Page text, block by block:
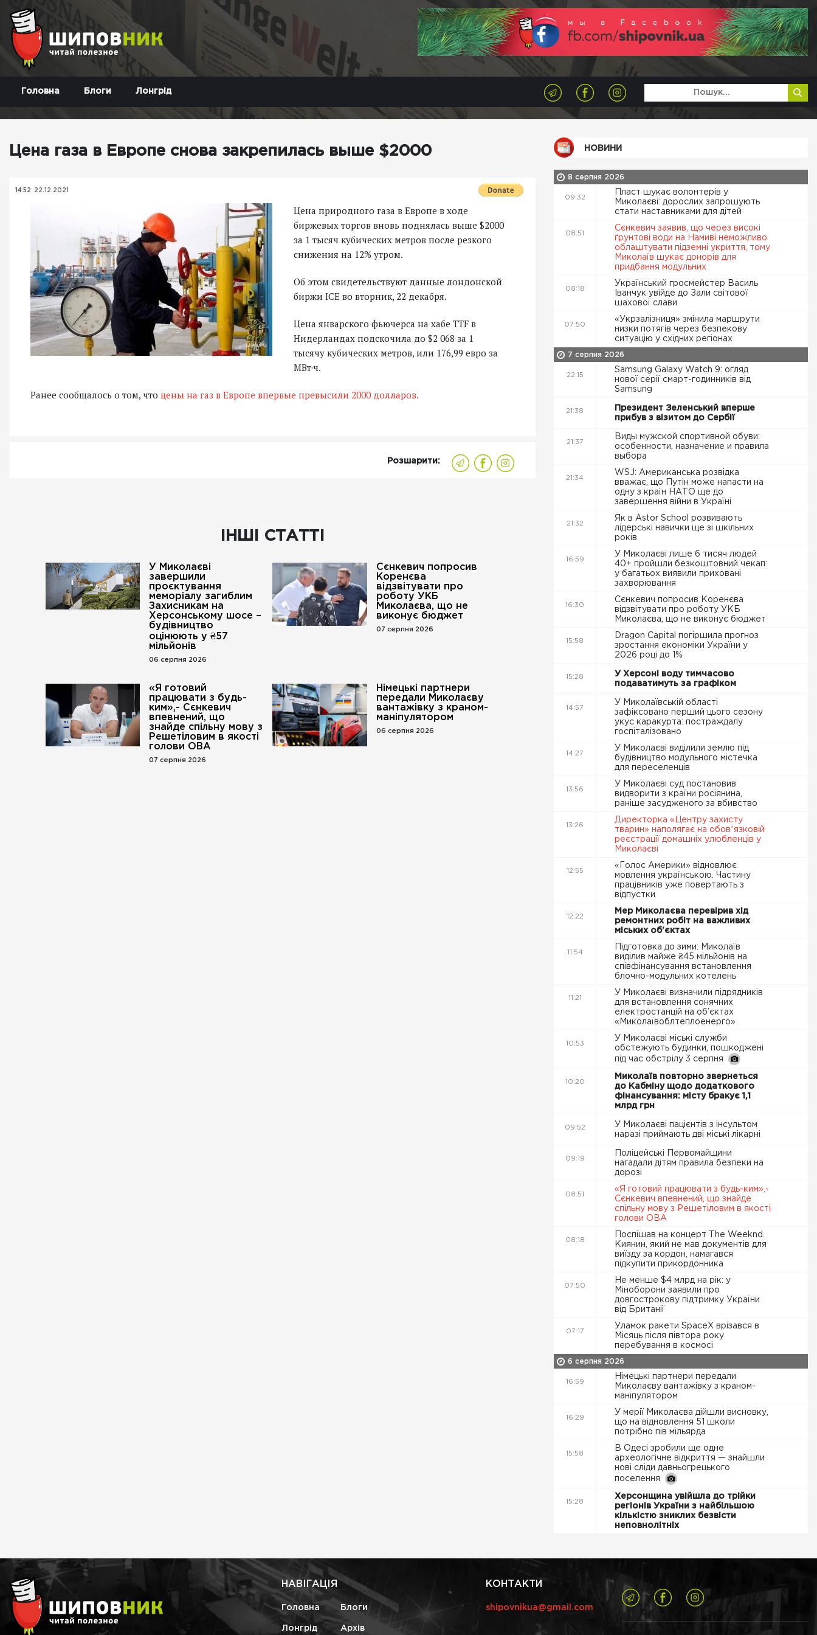
Головна Блоги Лонгрід
Цена газа в Европе снова закрепилась выше $2000
14:52 22.12.2021
Цена природного газа в Европе в ходе
биржевых торгов вновь поднялась выше $2000
за 1 тысяч кубических метров после резкого
снижения на 12% утром.
Об этом свидетельствуют данные лондонской
биржи ICE во вторник, 22 декабря.
Цена январского фьючерса на хабе TTF в
Нидерландах подскочила до $2 068 за 1
тысячу кубических метров, или 176,99 евро за
МВт·ч.
Ранее сообщалось о том, что цены на газ в Европе впервые превысили 2000 долларов.
Розшарити:
ІНШІ СТАТТІ
У Миколаєві
завершили
проєктування
меморіалу загиблим
Захисникам на
Херсонському шосе –
будівництво
оцінюють у ₴57
мільйонів
06 серпня 2026
Сєнкевич попросив
Коренєва
відзвітувати про
роботу УКБ
Миколаєва, що не
виконує бюджет
07 серпня 2026
«Я готовий
працювати з будь-
ким»,- Сєнкевич
впевнений, що
знайде спільну мову з
Решетіловим в якості
голови ОВА
07 серпня 2026
Німецькі партнери
передали Миколаєву
вантажівку з краном-
маніпулятором
06 серпня 2026
НОВИНИ
8 серпня 2026
09:32
Пласт шукає волонтерів у
Миколаєві: дорослих запрошують
стати наставниками для дітей
08:51
Сєнкевич заявив, що через високі
ґрунтові води на Намиві неможливо
облаштувати підземні укриття, тому
Миколаїв шукає донорів для
придбання модульних
08:18
Український гросмейстер Василь
Іванчук увійде до Зали світової
шахової слави
07:50
«Укрзалізниця» змінила маршрути
низки потягів через безпекову
ситуацію у східних регіонах
7 серпня 2026
22:15
Samsung Galaxy Watch 9: огляд
нової серії смарт-годинників від
Samsung
21:38
Президент Зеленський вперше
прибув з візитом до Сербії
21:37
Виды мужской спортивной обуви:
особенности, назначение и правила
выбора
21:34
WSJ: Американська розвідка
вважає, що Путін може напасти на
одну з країн НАТО ще до
завершення війни в Україні
21:32
Як в Astor School розвивають
лідерські навички ще зі шкільних
років
16:59
У Миколаєві лише 6 тисяч людей
40+ пройшли безкоштовний чекап:
у багатьох виявили приховані
захворювання
16:30
Сєнкевич попросив Коренєва
відзвітувати про роботу УКБ
Миколаєва, що не виконує бюджет
15:58
Dragon Capital погіршила прогноз
зростання економіки України у
2026 році до 1%
15:28
У Херсоні воду тимчасово
подаватимуть за графіком
14:57
У Миколаївській області
зафіксовано перший цього сезону
укус каракурта: постраждалу
госпіталізовано
14:27
У Миколаєві виділили землю під
будівництво модульного містечка
для переселенців
13:56
У Миколаєві суд постановив
видворити з країни росіянина,
раніше засудженого за вбивство
13:26
Директорка «Центру захисту
тварин» наполягає на обовʼязковій
реєстрації домашніх улюбленців у
Миколаєві
12:55
«Голос Америки» відновлює
мовлення українською. Частину
працівників уже повертають з
відпустки
12:22
Мер Миколаєва перевірив хід
ремонтних робіт на важливих
міських об'єктах
11:54
Підготовка до зими: Миколаїв
виділив майже ₴45 мільйонів на
співфінансування встановлення
блочно-модульних котелень
11:21
У Миколаєві визначили підрядників
для встановлення сонячних
електростанцій на об’єктах
«Миколаївоблтеплоенерго»
10:53
У Миколаєві міські служби
обстежують будинки, пошкоджені
під час обстрілу 3 серпня
10:20
Миколаїв повторно звернеться
до Кабміну щодо додаткового
фінансування: місту бракує 1,1
млрд грн
09:52
У Миколаєві пацієнтів з інсультом
наразі приймають дві міські лікарні
09:19
Поліцейські Первомайщини
нагадали дітям правила безпеки на
дорозі
08:51
«Я готовий працювати з будь-ким»,-
Сєнкевич впевнений, що знайде
спільну мову з Решетіловим в якості
голови ОВА
08:18
Поспішав на концерт The Weeknd.
Киянин, який не мав документів для
виїзду за кордон, намагався
підкупити прикордонника
07:50
Не менше $4 млрд на рік: у
Міноборони заявили про
довгострокову підтримку України
від Британії
07:17
Уламок ракети SpaceX врізався в
Місяць після півтора року
перебування в космосі
6 серпня 2026
16:59
Німецькі партнери передали
Миколаєву вантажівку з краном-
маніпулятором
16:29
У мерії Миколаєва дійшли висновку,
що на відновлення 51 школи
потрібно пів мільярда
15:58
В Одесі зробили ще одне
археологічне відкриття — знайшли
нові сліди давньогрецького
поселення
15:28
Херсонщина увійшла до трійки
регіонів України з найбільшою
кількістю зниклих безвісти
неповнолітніх
НАВІГАЦІЯ
Головна Блоги
Лонгрід Архів
КОНТАКТИ
shipovnikua@gmail.com